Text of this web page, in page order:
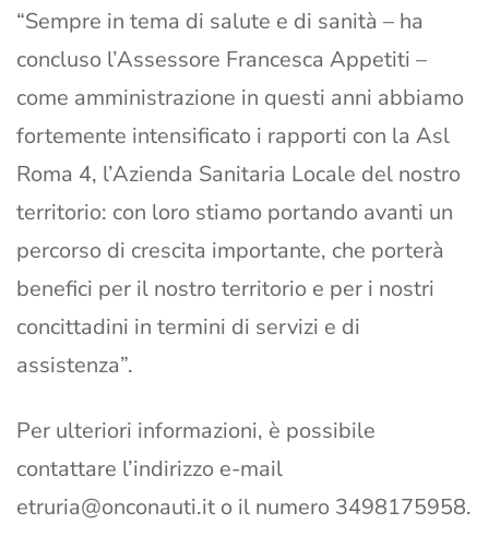
“Sempre in tema di salute e di sanità – ha
concluso l’Assessore Francesca Appetiti –
come amministrazione in questi anni abbiamo
fortemente intensificato i rapporti con la Asl
Roma 4, l’Azienda Sanitaria Locale del nostro
territorio: con loro stiamo portando avanti un
percorso di crescita importante, che porterà
benefici per il nostro territorio e per i nostri
concittadini in termini di servizi e di
assistenza”.
Per ulteriori informazioni, è possibile
contattare l’indirizzo e-mail
etruria@onconauti.it o il numero 3498175958.